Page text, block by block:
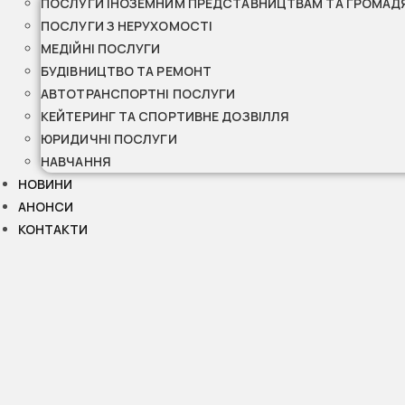
ПОСЛУГИ З НЕРУХОМОСТІ
МЕДІЙНІ ПОСЛУГИ
БУДІВНИЦТВО ТА РЕМОНТ
АВТОТРАНСПОРТНІ ПОСЛУГИ
КЕЙТЕРИНГ ТА СПОРТИВНЕ ДОЗВІЛЛЯ
ЮРИДИЧНІ ПОСЛУГИ
НАВЧАННЯ
НОВИНИ
АНОНСИ
КОНТАКТИ